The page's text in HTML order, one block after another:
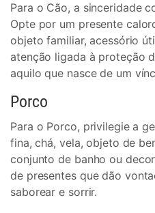
Para o Cão, a sinceridade
Opte por um presente
objeto familiar, acessório
atenção ligada à proteção
aquilo que nasce de um
Porco
Para o Porco, privilegie a
fina, chá, vela, objeto de
conjunto de banho ou
de presentes que dão
saborear e sorrir.